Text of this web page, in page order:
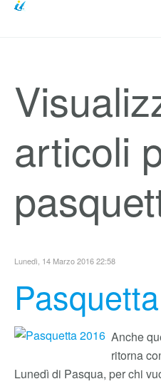
articoli
Lunedì, 14 Marzo 2016 22:58
Anche
ritorna
Lunedì di Pasqua, per chi